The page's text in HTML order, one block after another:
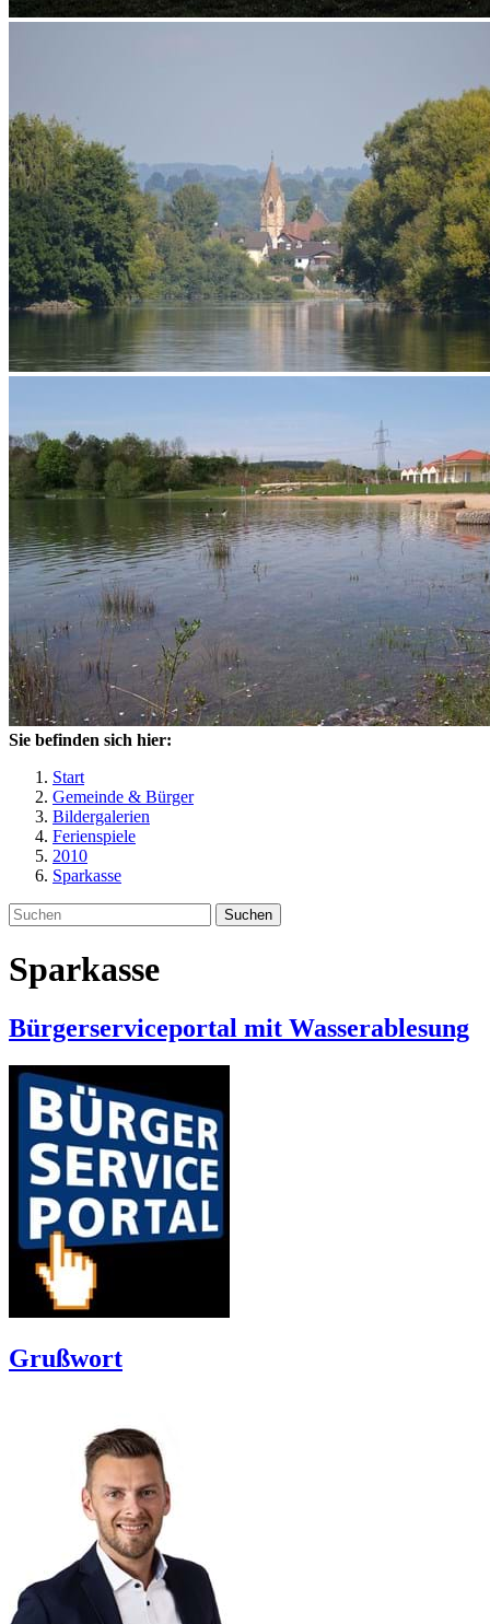
Sie befinden sich hier:
Start
Gemeinde & Bürger
Bildergalerien
Ferienspiele
2010
Sparkasse
Suchen
Sparkasse
Bürgerserviceportal mit Wasserablesung
Grußwort